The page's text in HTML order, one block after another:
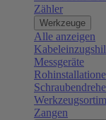
Zähler
Werkzeuge
Alle anzeigen
Messgeräte
Zangen